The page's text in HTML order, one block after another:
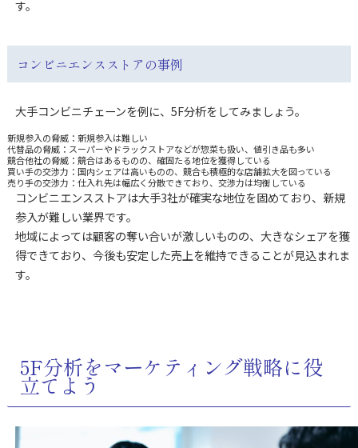
す。
コンビニエンスストアの事例
大手コンビニチェーンを例に、5F分析をしてみましょう。
新規参入の脅威：新規参入は難しい
代替品の脅威：スーパーやドラックストアなどが惣菜も扱い、値引き品も多い
競合他社の脅威：競合はあるものの、確固たる地位を獲得している
買い手の交渉力：国内シェアは高いものの、競合も積極的な店舗拡大を図っている
売り手の交渉力：仕入れ先は幅広く分散できており、交渉力は均衡している
コンビニエンスストアは大手3社が確実な地位を固めており、新規
参入が難しい業界です。
地域によっては顧客の奪い合いが激しいものの、大きなシェアを獲
得できており、今後も安定した売上を維持できることが見込まれま
す。
5F分析をマーケティング戦略に役
立てよう